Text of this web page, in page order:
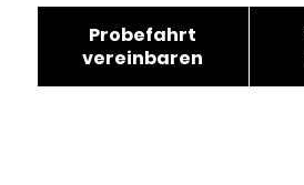
Probefahrt
vereinbaren